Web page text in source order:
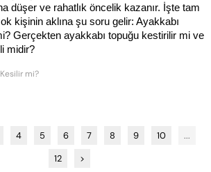
düşer ve rahatlık öncelik kazanır. İşte tam
kişinin aklına şu soru gelir: Ayakkabı
Gerçekten ayakkabı topuğu kestirilir mi ve
midir?
mi?
4 5 6 7 8 9 10
...
12
>